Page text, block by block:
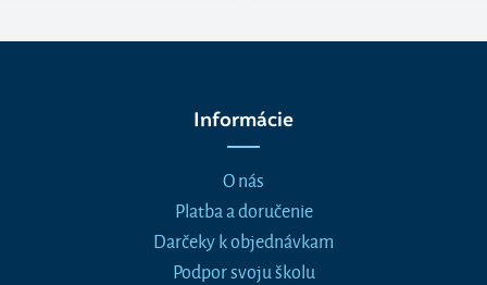
Informácie
O nás
Platba a doručenie
Darčeky k objednávkam
Podpor svoju školu